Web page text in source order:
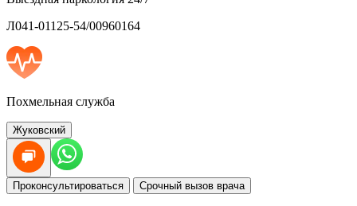
Л041-01125-54/00960164
Похмельная служба
Жуковский
Проконсультироваться Срочный вызов врача